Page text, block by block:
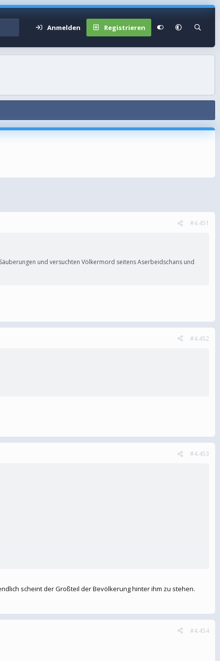
Anmelden Registrieren
#4.451
und versuchten Völkermord seitens Aserbeidschans und
#4.452
#4.453
scheint der Großteil der Bevölkerung hinter ihm zu stehen.
#4.454